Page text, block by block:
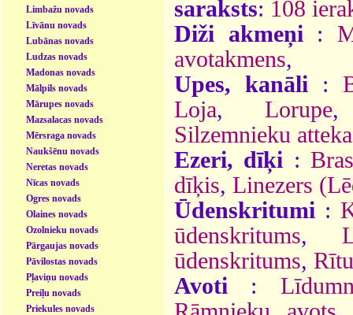
Limbažu novads
Līvānu novads
Lubānas novads
Ludzas novads
Madonas novads
Mālpils novads
Mārupes novads
Mazsalacas novads
Mērsraga novads
Naukšēnu novads
Neretas novads
Nīcas novads
Ogres novads
Olaines novads
Ozolnieku novads
Pārgaujas novads
Pāvilostas novads
Pļaviņu novads
Preiļu novads
Priekules novads
saraksts: 108
Diži akmeņi :
avotakmens,
Upes, kanāli :
Loja, Lorupe
Silzemnieku atteka
Ezeri, dīķi :
dīķis, Linezers
Ūdenskritumi :
ūdenskritums,
ūdenskritums,
Avoti :